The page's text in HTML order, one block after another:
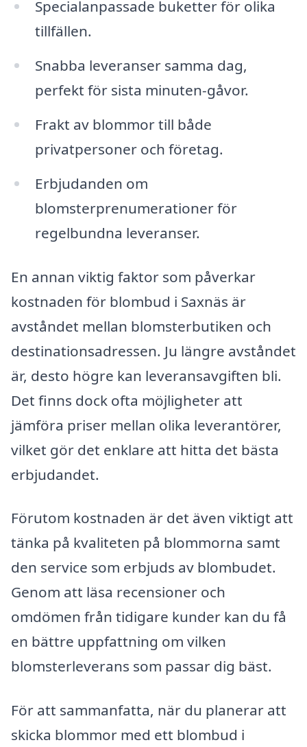
Specialanpassade buketter för olika
tillfällen.
Snabba leveranser samma dag,
perfekt för sista minuten-gåvor.
Frakt av blommor till både
privatpersoner och företag.
Erbjudanden om
blomsterprenumerationer för
regelbundna leveranser.
En annan viktig faktor som påverkar
kostnaden för blombud i Saxnäs är
avståndet mellan blomsterbutiken och
destinationsadressen. Ju längre avståndet
är, desto högre kan leveransavgiften bli.
Det finns dock ofta möjligheter att
jämföra priser mellan olika leverantörer,
vilket gör det enklare att hitta det bästa
erbjudandet.
Förutom kostnaden är det även viktigt att
tänka på kvaliteten på blommorna samt
den service som erbjuds av blombudet.
Genom att läsa recensioner och
omdömen från tidigare kunder kan du få
en bättre uppfattning om vilken
blomsterleverans som passar dig bäst.
För att sammanfatta, när du planerar att
skicka blommor med ett blombud i